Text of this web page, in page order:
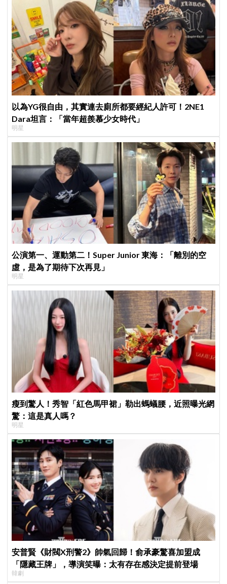
以為YG很自由，其實連去廁所都要經紀人許可！2NE1
Dara坦言：「當年超羨慕少女時代」
明星
公演第一、運動第二！Super Junior 東海：「離別的空
虛，是為了期待下次再見」
明星
瘦到驚人！秀智「紅色馬甲裙」勒出螞蟻腰，近照曝光網
驚：這是真人嗎？
明星
安普賢《財閥X刑警2》帥氣回歸！俞承豪驚喜加盟成
「隱藏王牌」，導演笑曝：太有存在感決定提前登場
韓劇